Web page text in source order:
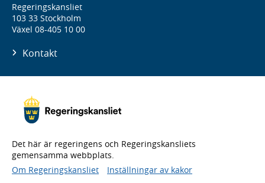
Regeringskansliet
103 33 Stockholm
Växel 08-405 10 00
Kontakt
Det här är regeringens och Regeringskansliets
gemensamma webbplats.
Om Regeringskansliet
Inställningar av kakor